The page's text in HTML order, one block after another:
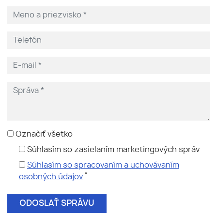
Označiť všetko
Súhlasím so zasielaním marketingových správ
Súhlasím so spracovaním a uchovávaním
osobných údajov *